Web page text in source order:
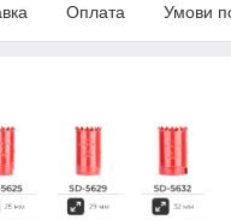
Оплата Умови